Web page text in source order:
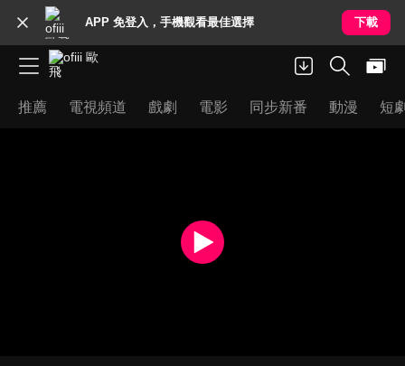
APP 免登入，手機觀看最佳選擇 下載
推薦 電視頻道 戲劇 電影 同步新番 動漫 短